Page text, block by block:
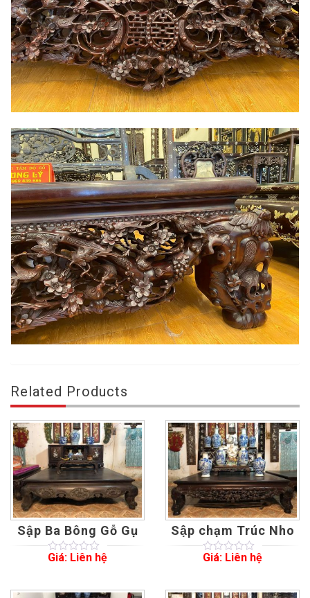
Related Products
Sập Ba Bông Gỗ Gụ
0
5
based
0
Giá: Liên hệ
Sập chạm Trúc Nho
0
5
based
0
Giá: Liên hệ